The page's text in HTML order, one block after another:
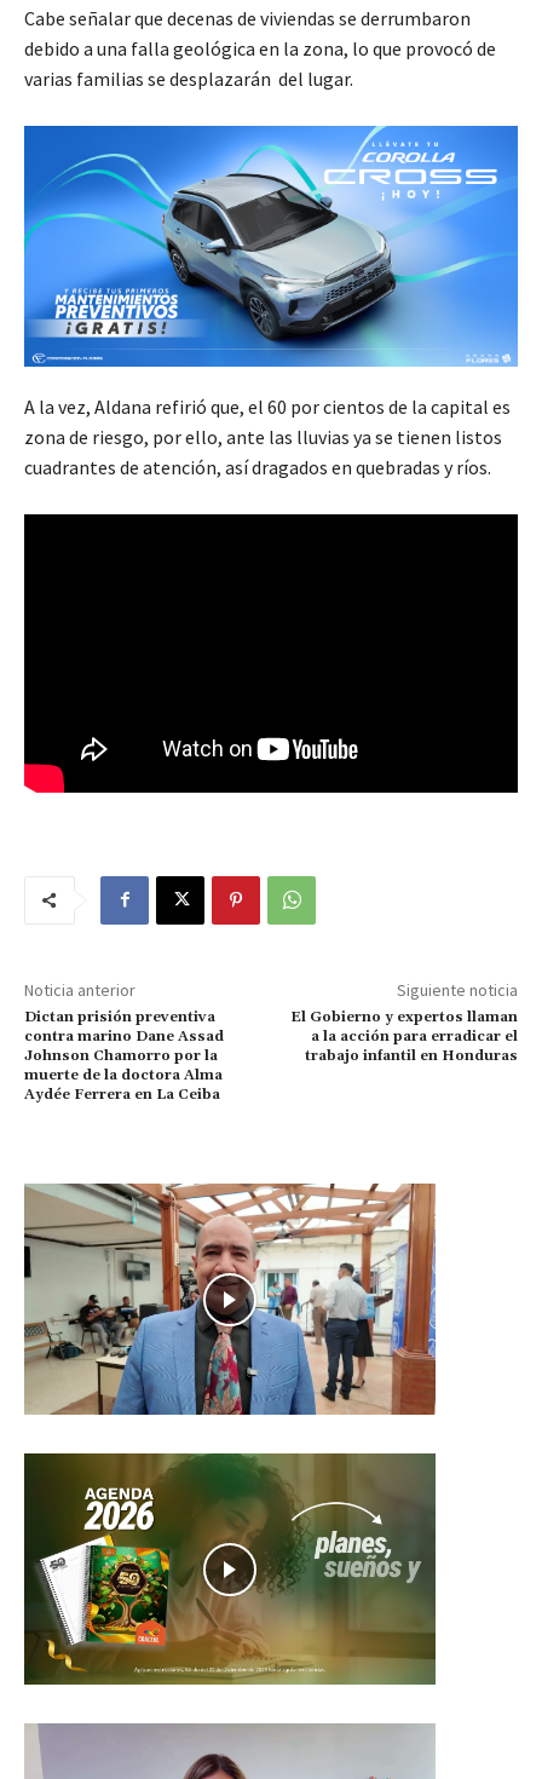
Cabe señalar que decenas de viviendas se derrumbaron
debido a una falla geológica en la zona, lo que provocó de
varias familias se desplazarán del lugar.
A la vez, Aldana refirió que, el 60 por cientos de la capital es
zona de riesgo, por ello, ante las lluvias ya se tienen listos
cuadrantes de atención, así dragados en quebradas y ríos.
Noticia anterior
Dictan prisión preventiva
contra marino Dane Assad
Johnson Chamorro por la
muerte de la doctora Alma
Aydée Ferrera en La Ceiba
Siguiente noticia
El Gobierno y expertos llaman
a la acción para erradicar el
trabajo infantil en Honduras